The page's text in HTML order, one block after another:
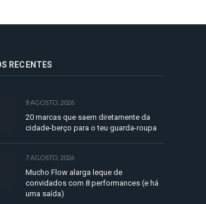
RECENTES
8 AGOSTO, 2026
20 marcas que saem diretamente da
cidade-berço para o teu guarda-roupa
7 AGOSTO, 2026
Mucho Flow alarga leque de
convidados com 8 performances (e há
uma saída)